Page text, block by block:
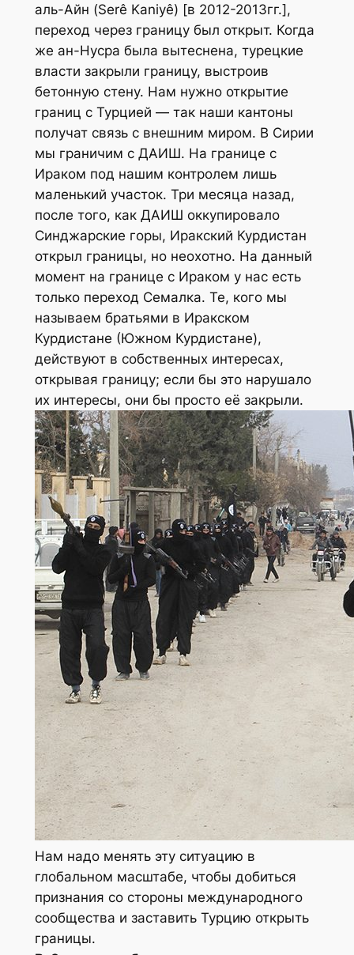
аль-Айн (Serê Kaniyê) [в 2012-2013гг.],
переход через границу был открыт. Когда
же ан-Нусра была вытеснена, турецкие
власти закрыли границу, выстроив
бетонную стену. Нам нужно открытие
границ с Турцией — так наши кантоны
получат связь с внешним миром. В Сирии
мы граничим с ДАИШ. На границе с
Ираком под нашим контролем лишь
маленький участок. Три месяца назад,
после того, как ДАИШ оккупировало
Синджарские горы, Иракский Курдистан
открыл границы, но неохотно. На данный
момент на границе с Ираком у нас есть
только переход Семалка. Те, кого мы
называем братьями в Иракском
Курдистане (Южном Курдистане),
действуют в собственных интересах,
открывая границу; если бы это нарушало
их интересы, они бы просто её закрыли.
Нам надо менять эту ситуацию в
глобальном масштабе, чтобы добиться
признания со стороны международного
сообщества и заставить Турцию открыть
границы.